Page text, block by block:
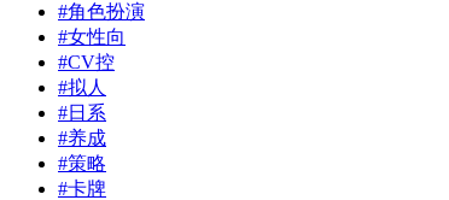
#角色扮演
#女性向
#CV控
#拟人
#日系
#养成
#策略
#卡牌